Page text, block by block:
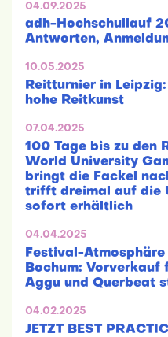
04.09.2025
adh-Hochschullauf
Antworten,
10.05.2025
Reitturnier in
hohe Reitkunst
07.04.2025
100 Tage bis zu den
World University
bringt die Fackel
trifft dreimal auf die
sofort erhältlich
04.04.2025
Festival-
Bochum:
Aggu und Querbeat
04.02.2025
JETZT BEST